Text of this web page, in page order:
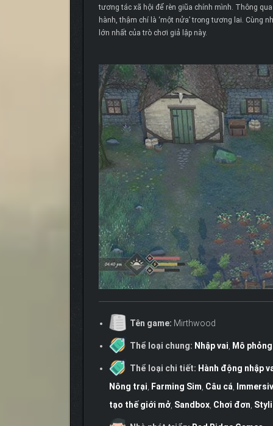
tương tác xã hội để rèn giũa chính mình. Thông
hành, thậm chí là ‘một nửa’ trong tương lai. Cùng
lớn nhất của trò chơi giả lập này.
Tên game: Mirthwood
Thể loại chung: Nhập vai, Mô phỏng
Thể loại chi tiết: Hành động nhập
Nông trại, Farming Sim, Câu cá,
tạo thế giới mở, Sandbox, Chơi đơn,